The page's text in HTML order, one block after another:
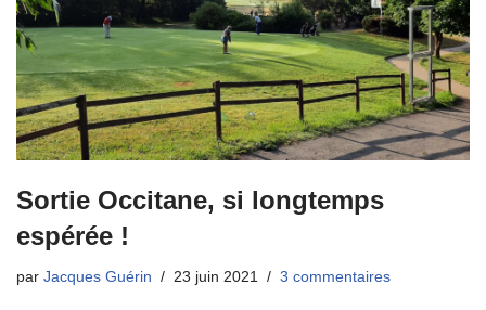
Sortie Occitane, si longtemps
espérée !
par Jacques Guérin 23 juin 2021 3 commentaires